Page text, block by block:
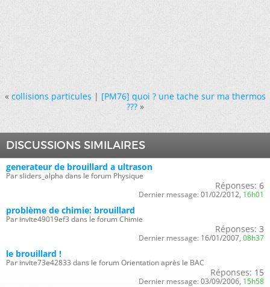
« collisions particules|[PM76] quoi ? une tache sur ma thermos
??? »
DISCUSSIONS SIMILAIRES
generateur de brouillard a ultrason
Par sliders_alpha dans le forum Physique
Réponses: 6
Dernier message: 01/02/2012, 16h01
problème de chimie: brouillard
Par invite49019ef3 dans le forum Chimie
Réponses: 3
Dernier message: 16/01/2007, 08h37
le brouillard !
Par invite73e42833 dans le forum Orientation après le BAC
Réponses: 15
Dernier message: 03/09/2006, 15h58